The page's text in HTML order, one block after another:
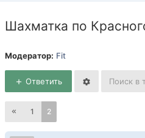
Шахматка по
Модератор: Fit
Ответить
1 2